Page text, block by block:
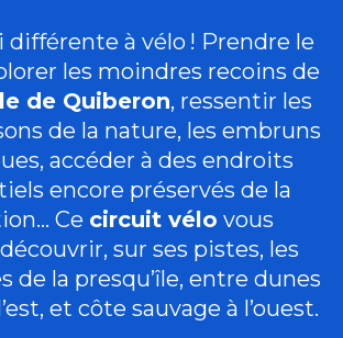
différente à vélo ! Prendre le
les moindres recoins de
de Quiberon, ressentir les
de la nature, les embruns
accéder à des endroits
encore préservés de la
Ce circuit vélo vous
sur ses pistes, les
de la presqu’île, entre dunes
et côte sauvage à l’ouest.